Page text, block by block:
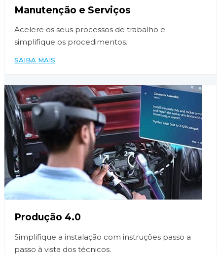
Manutenção e Serviços
Acelere os seus processos de trabalho e
simplifique os procedimentos.
SAIBA MAIS
Produção 4.0
Simplifique a instalação com instruções passo a
passo à vista dos técnicos.